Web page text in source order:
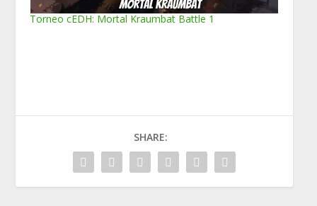
Torneo cEDH: Mortal Kraumbat Battle 1
SHARE: